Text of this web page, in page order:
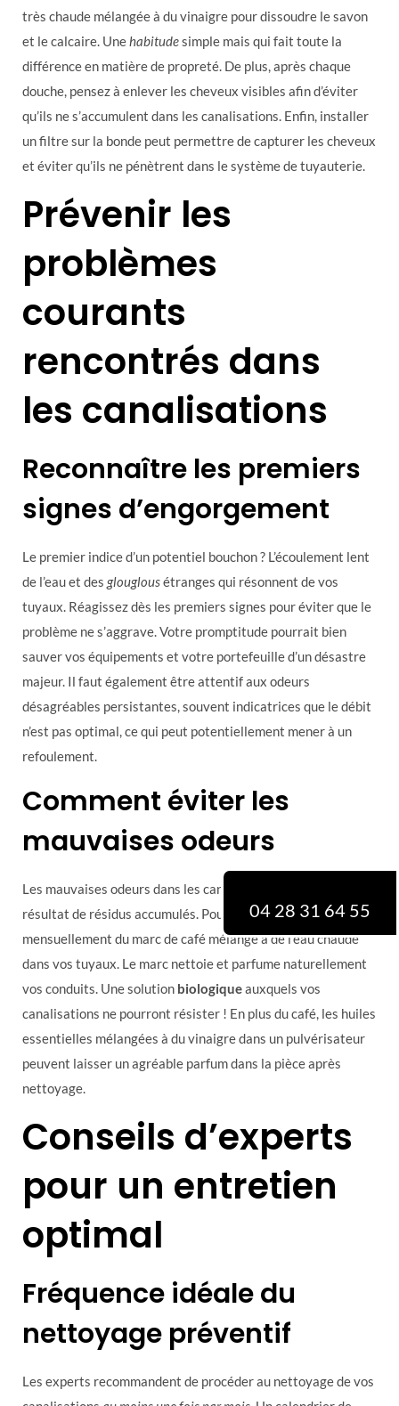
très chaude mélangée à du vinaigre pour dissoudre le savon
et le calcaire. Unehabitudesimple mais qui fait toute la
différence en matière de propreté. De plus, après chaque
douche, pensez à enlever les cheveux visibles afin d’éviter
qu’ils ne s’accumulent dans les canalisations. Enfin, installer
un filtre sur la bonde peut permettre de capturer les cheveux
et éviter qu’ils ne pénètrent dans le système de tuyauterie.
Prévenir les
problèmes
courants
rencontrés dans
les canalisations
Reconnaître les premiers
signes d’engorgement
Le premier indice d’un potentiel bouchon ? L’écoulement lent
de l’eau et des glouglousétranges qui résonnent de vos
tuyaux. Réagissez dès les premiers signes pour éviter que le
problème ne s’aggrave. Votre promptitude pourrait bien
sauver vos équipements et votre portefeuille d’un désastre
majeur. Il faut également être attentif aux odeurs
désagréables persistantes, souvent indicatrices que le débit
n’est pas optimal, ce qui peut potentiellement mener à un
refoulement.
Comment éviter les
mauvaises odeurs
Les mauvaises odeurs dans les canalisations sont souvent le
résultat de résidus accumulés. Pour les éviter, versez
mensuellement du marc de café mélangé à de l’eau chaude
dans vos tuyaux. Le marc nettoie et parfume naturellement
vos conduits. Une solution biologiqueauxquels vos
canalisations ne pourront résister ! En plus du café, les huiles
essentielles mélangées à du vinaigre dans un pulvérisateur
peuvent laisser un agréable parfum dans la pièce après
nettoyage.
Conseils d’experts
pour un entretien
optimal
Fréquence idéale du
nettoyage préventif
Les experts recommandent de procéder au nettoyage de vos
04 28 31 64 55